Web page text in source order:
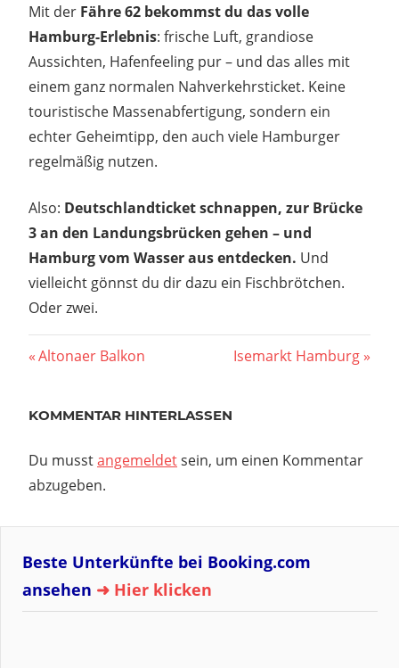
Mit der Fähre 62 bekommst du das volle
Hamburg-Erlebnis: frische Luft, grandiose
Aussichten, Hafenfeeling pur – und das alles mit
einem ganz normalen Nahverkehrsticket. Keine
touristische Massenabfertigung, sondern ein
echter Geheimtipp, den auch viele Hamburger
regelmäßig nutzen.
Also: Deutschlandticket schnappen, zur Brücke
3 an den Landungsbrücken gehen – und
Hamburg vom Wasser aus entdecken. Und
vielleicht gönnst du dir dazu ein Fischbrötchen.
Oder zwei.
Beitragsnavigation
Vorheriger
Altonaer Balkon
Nächster
Isemarkt Hamburg
KOMMENTAR HINTERLASSEN
Du musstangemeldetsein, um einen Kommentar
abzugeben.
Beste Unterkünfte bei Booking.com
ansehen ➜ Hier klicken